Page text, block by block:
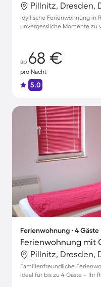
Pillnitz, Dresden,
Idyllische Ferienwohnung in
unvergessliche Momente zu
ab 68 €
pro Nacht
5.0
Ferienwohnung ∙ 4
Ferienwohnung mit
Pillnitz, Dresden,
Familienfreundliche
ideal für bis zu 4 Gäste – Ihr